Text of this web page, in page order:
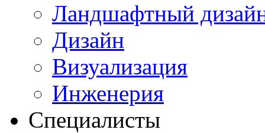
Ландшафтный
Дизайн
Визуализация
Инженерия
Специалисты